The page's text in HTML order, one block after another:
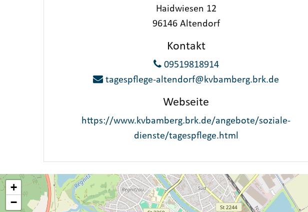
Haidwiesen 12
96146 Altendorf
Kontakt
09519818914
tagespflege-altendorf@kvbamberg.brk.de
Webseite
https://www.kvbamberg.brk.de/angebote/soziale-
dienste/tagespflege.html
+
−